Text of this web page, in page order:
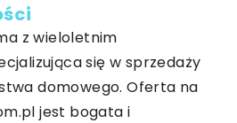
z wieloletnim
się w sprzedaży
domowego. Oferta na
jest bogata i